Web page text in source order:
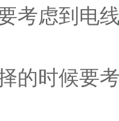
考虑到电
的时候要